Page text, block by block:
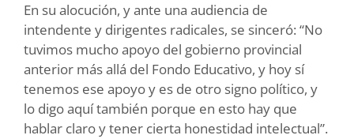
En su alocución, y ante una audiencia de
intendente y dirigentes radicales, se sinceró: “No
tuvimos mucho apoyo del gobierno provincial
anterior más allá del Fondo Educativo, y hoy sí
tenemos ese apoyo y es de otro signo político, y
lo digo aquí también porque en esto hay que
hablar claro y tener cierta honestidad intelectual”.